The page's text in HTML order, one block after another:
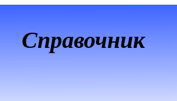
Справочник